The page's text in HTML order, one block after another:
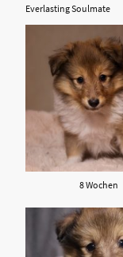
Everlasting Soulmate
8 Wochen